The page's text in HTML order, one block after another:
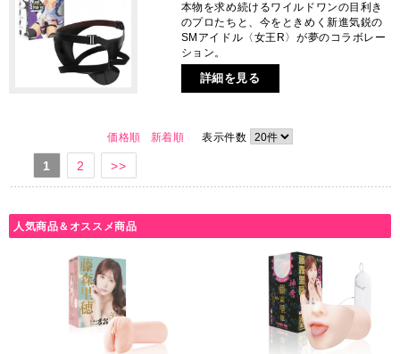
本物を求め続けるワイルドワンの目利き
のプロたちと、今をときめく新進気鋭の
SMアイドル〈女王R〉が夢のコラボレー
ション。
詳細を見る
価格順 新着順 表示件数
1 2 >>
人気商品＆オススメ商品